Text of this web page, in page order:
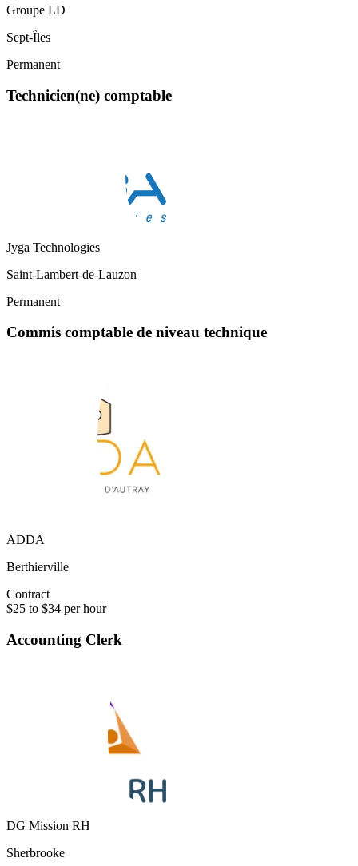
Groupe LD
Sept-Îles
Permanent
Technicien(ne) comptable
Jyga Technologies
Saint-Lambert-de-Lauzon
Permanent
Commis comptable de niveau technique
ADDA
Berthierville
Contract
$25 to $34 per hour
Accounting Clerk
DG Mission RH
Sherbrooke